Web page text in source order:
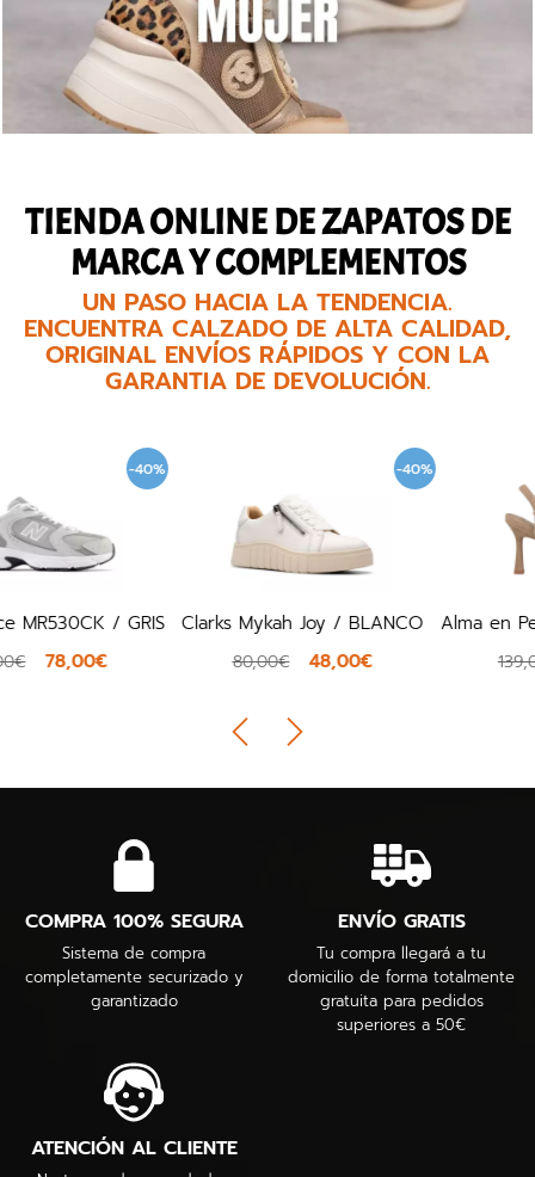
TIENDA ONLINE DE ZAPATOS DE
MARCA Y COMPLEMENTOS
UN PASO HACIA LA TENDENCIA.
ENCUENTRA CALZADO DE ALTA CALIDAD,
ORIGINAL ENVÍOS RÁPIDOS Y CON LA
GARANTIA DE DEVOLUCIÓN.
Clarks Mykah Joy / BLANCO
80,00€
Alma en Pena 250847 / SAND
139,00€
COMPRA 100% SEGURA
Sistema de compra
completamente securizado y
garantizado
ENVÍO GRATIS
Tu compra llegará a tu
domicilio de forma totalmente
gratuita para pedidos
superiores a 50€
ATENCIÓN AL CLIENTE